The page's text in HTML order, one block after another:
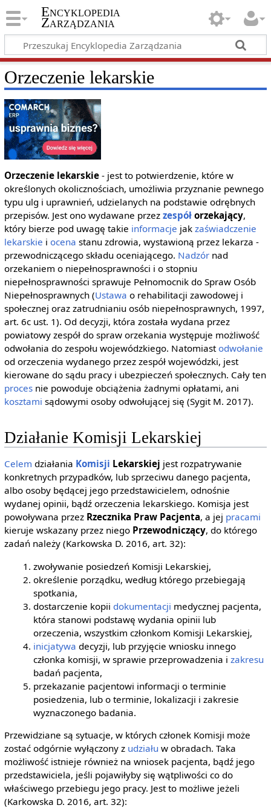
Encyklopedia
Zarządzania
Orzeczenie lekarskie
Orzeczenie lekarskie- jest to potwierdzenie, które w
określonych okolicznościach, umożliwia przyznanie pewnego
typu ulg i uprawnień, udzielanych na podstawie odrębnych
przepisów. Jest ono wydawane przez zespółorzekający,
który bierze pod uwagę takie informacje jak zaświadczenie
lekarskie i ocena stanu zdrowia, wystawioną przez lekarza -
przewodniczącego składu oceniającego. Nadzórnad
orzekaniem o niepełnosprawności i o stopniu
niepełnosprawności sprawuje Pełnomocnik do Spraw Osób
Niepełnosprawnych (Ustawa o rehabilitacji zawodowej i
społecznej oraz zatrudnianiu osób niepełnosprawnych, 1997,
art. 6c ust. 1). Od decyzji, która została wydana przez
powiatowy zespół do spraw orzekania występuje możliwość
odwołania do zespołu wojewódzkiego. Natomiastodwołanie
od orzeczenia wydanego przez zespół wojewódzki, jest
kierowane do sądu pracy i ubezpieczeń społecznych. Cały ten
procesnie powoduje obciążenia żadnymi opłatami, ani
kosztami sądowymi osoby odwołującej się (Sygit M. 2017).
Działanie Komisji Lekarskiej
Celem działania Komisji Lekarskiej jest rozpatrywanie
konkretnych przypadków, lub sprzeciwu danego pacjenta,
albo osoby będącej jego przedstawicielem, odnośnie
wydanej opinii, bądź orzeczenia lekarskiego. Komisja jest
powoływana przez Rzecznika Praw Pacjenta, a jej pracami
kieruje wskazany przez niego Przewodniczący, do którego
zadań należy (Karkowska D. 2016, art. 32):
zwoływanie posiedzeń Komisji Lekarskiej,
określenie porządku, według którego przebiegają
spotkania,
dostarczenie kopii dokumentacji medycznej pacjenta,
która stanowi podstawę wydania opinii lub
orzeczenia, wszystkim członkom Komisji Lekarskiej,
inicjatywa decyzji, lub przyjęcie wniosku innego
członka komisji, w sprawie przeprowadzenia izakresu
badań pacjenta,
przekazanie pacjentowi informacji o terminie
posiedzenia, lub o terminie, lokalizacji i zakresie
wyznaczonego badania.
Przewidziane są sytuacje, w których członek Komisji może
zostać odgórnie wyłączony z udziału w obradach. Taka
możliwość istnieje również na wniosek pacjenta, bądź jego
przedstawiciela, jeśli pojawiłyby się wątpliwości co do
właściwego przebiegu jego pracy. Jest to możliwe jeżeli
(Karkowska D. 2016, art. 32):